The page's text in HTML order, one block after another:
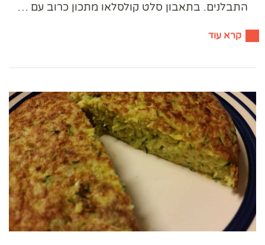
התבלנים. בתאבון סלט קולסלאו מתכון כרוב עם …
קרא עוד